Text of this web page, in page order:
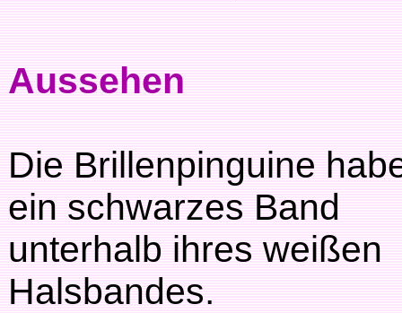
Aussehen
Die Brillenpinguine
ein schwarzes Band
unterhalb ihres weißen
Halsbandes.